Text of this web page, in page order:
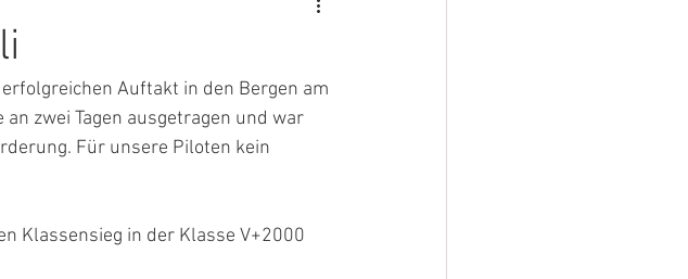
Auftakt in den Bergen am
zwei Tagen ausgetragen und war
Für unsere Piloten kein
Klassensieg in der Klasse V+2000